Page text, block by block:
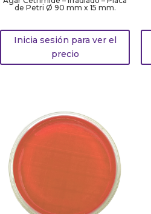
de Petri Ø 90 mm x 15 mm.
Inicia sesión para ver el
precio